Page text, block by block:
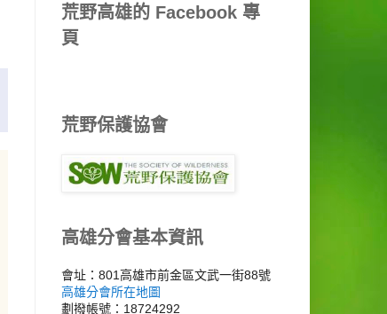
荒野高雄的 Facebook 專
頁
荒野保護協會
高雄分會基本資訊
會址：801高雄市前金區文武一街88號
高雄分會所在地圖
劃撥帳號：18724292